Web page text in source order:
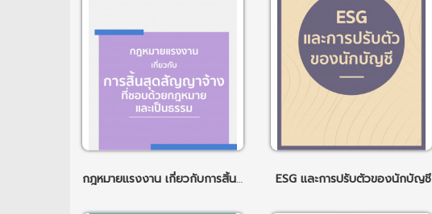
กฎหมายแรงงาน เกี่ยวกับการสิ้นสุดสัญญาจ้างที่ชอบด้วยกฎหมายและเป็นธรรม ESG และการปรับตัวของนักบัญชี